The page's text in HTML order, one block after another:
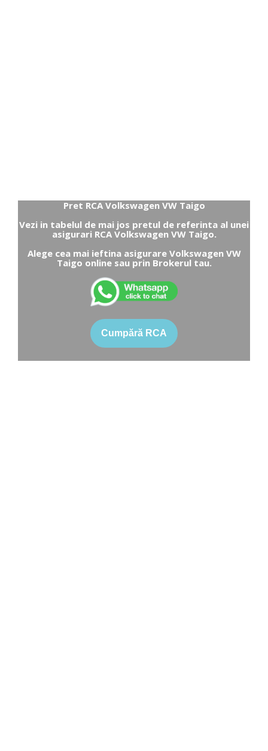
Pret RCA Volkswagen VW Taigo
Vezi in tabelul de mai jos pretul de referinta al unei
asigurari RCA Volkswagen VW Taigo.
Alege cea mai ieftina asigurare Volkswagen VW
Taigo online sau prin Brokerul tau.
Cumpără RCA